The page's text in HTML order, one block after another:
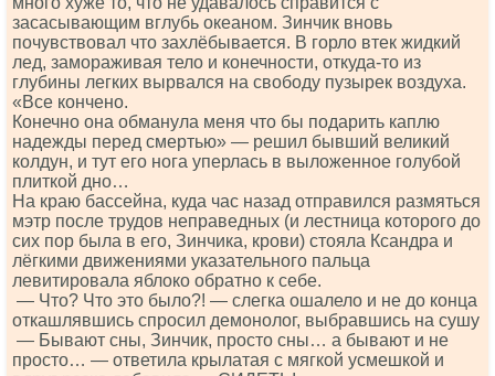
засасывающим вглубь океаном. Зинчик вновь
почувствовал что захлёбывается. В горло втек жидкий
лед, замораживая тело и конечности, откуда-то из
глубины легких вырвался на свободу пузырек воздуха.
«Все кончено.
Конечно она обманула меня что бы подарить каплю
надежды перед смертью» — решил бывший великий
колдун, и тут его нога уперлась в выложенное голубой
плиткой дно…
На краю бассейна, куда час назад отправился размяться
мэтр после трудов неправедных (и лестница которого до
сих пор была в его, Зинчика, крови) стояла Ксандра и
лёгкими движениями указательного пальца
левитировала яблоко обратно к себе.
— Что? Что это было?! — слегка ошалело и не до конца
откашлявшись спросил демонолог, выбравшись на сушу
— Бывают сны, Зинчик, просто сны… а бывают и не
просто… — ответила крылатая с мягкой усмешкой и